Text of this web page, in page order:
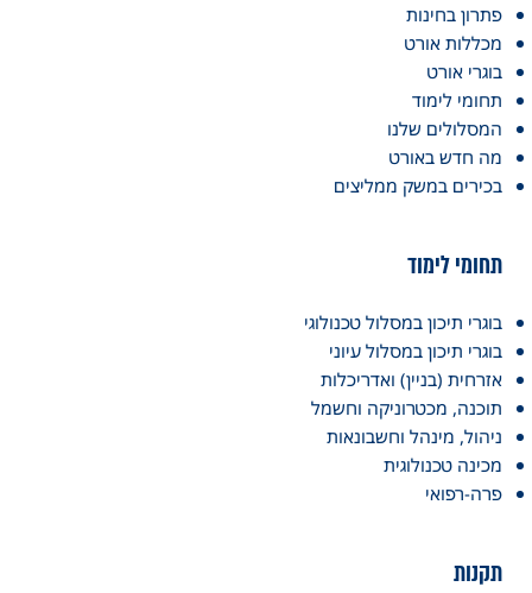
פתרון בחינות
מכללות אורט
בוגרי אורט
תחומי לימוד
המסלולים שלנו
מה חדש באורט
בכירים במשק ממליצים
תחומי לימוד
בוגרי תיכון במסלול טכנולוגי
בוגרי תיכון במסלול עיוני
אזרחית (בניין) ואדריכלות
תוכנה, מכטרוניקה וחשמל
ניהול, מינהל וחשבונאות
מכינה טכנולוגית
פרה-רפואי
תקנות